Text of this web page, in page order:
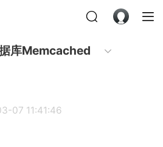
库Memcached
07 11:41:46